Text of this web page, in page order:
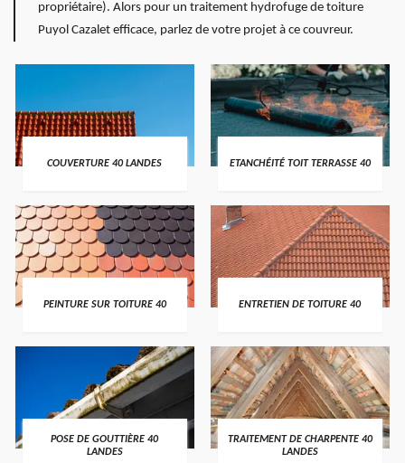
propriétaire). Alors pour un traitement hydrofuge de toiture
Puyol Cazalet efficace, parlez de votre projet à ce couvreur.
COUVERTURE 40 LANDES ETANCHÉITÉ TOIT TERRASSE 40
PEINTURE SUR TOITURE 40 ENTRETIEN DE TOITURE 40
POSE DE GOUTTIÈRE 40
LANDES
TRAITEMENT DE CHARPENTE 40
LANDES